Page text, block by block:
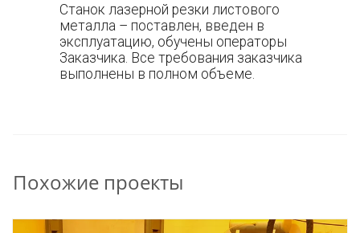
Станок лазерной резки листового
металла – поставлен, введен в
эксплуатацию, обучены операторы
Заказчика. Все требования заказчика
выполнены в полном объеме.
Похожие проекты